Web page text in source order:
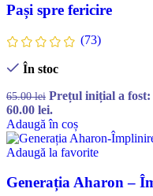
Pași spre fericire
(73)
În stoc
65.00lei Prețul inițial a fost:
60.00 lei.
Adaugă în coș
Adaugă la favorite
Generația Aharon –